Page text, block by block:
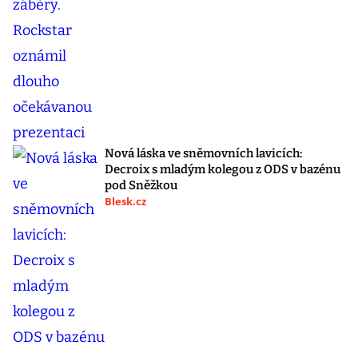
Nová láska ve sněmovních lavicích:
Decroix s mladým kolegou z ODS v bazénu
pod Sněžkou
Blesk.cz